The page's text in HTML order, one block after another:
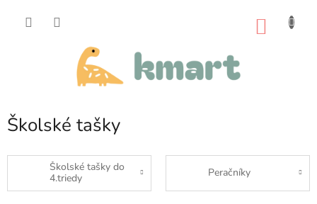
Školské tašky
Školské tašky do
4.triedy
Peračníky